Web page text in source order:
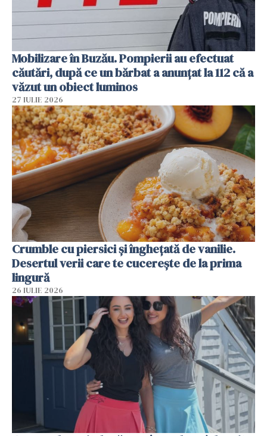
Mobilizare în Buzău. Pompierii au efectuat
căutări, după ce un bărbat a anunțat la 112 că a
văzut un obiect luminos
27 IULIE 2026
Crumble cu piersici și înghețată de vanilie.
Desertul verii care te cucerește de la prima
lingură
26 IULIE 2026